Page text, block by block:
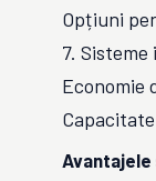
Opțiuni
7.
Economie